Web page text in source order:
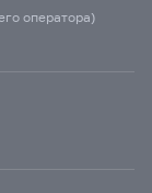
оператора)